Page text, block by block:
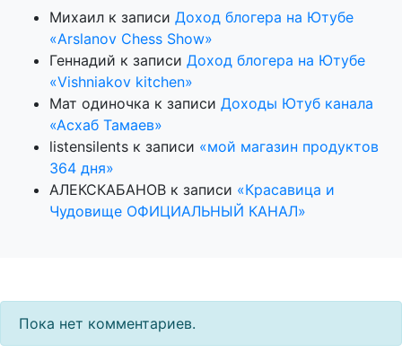
Михаил к записи Доход блогера на Ютубе
«Arslanov Chess Show»
Геннадий к записи Доход блогера на Ютубе
«Vishniakov kitchen»
Мат одиночка к записи Доходы Ютуб канала
«Асхаб Тамаев»
listensilents к записи «мой магазин продуктов
364 дня»
АЛЕКСКАБАНОВ к записи «Красавица и
Чудовище ОФИЦИАЛЬНЫЙ КАНАЛ»
Пока нет комментариев.